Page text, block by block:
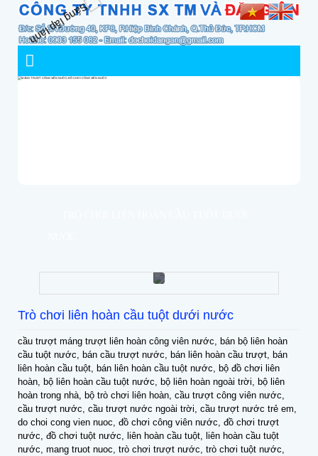
Trò chơi liên hoàn cầu tuột dưới nước
cầu trượt máng trượt liên hoàn công viên nước, bán bộ liên hoàn
cầu tuột nước, bán cầu trượt nước, bán liên hoàn cầu trượt, bán
liên hoàn cầu tuột, bán liên hoàn cầu tuột nước, bộ đồ chơi liên
hoàn, bộ liên hoàn cầu tuột nước, bộ liên hoàn ngoài trời, bộ liên
hoàn trong nhà, bộ trò chơi liên hoàn, cầu trượt công viên nước,
cầu trượt nước, cầu trượt nước ngoài trời, cầu trượt nước trẻ em,
do choi cong vien nuoc, đồ chơi công viên nước, đồ chơi trượt
nước, đồ chơi tuột nước, liên hoàn cầu tuột, liên hoàn cầu tuột
nước, mang truot nuoc, trò chơi trượt nước, trò chơi tuột nước,